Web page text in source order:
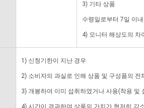
3) 기타 상품
수령일로부터 7일 이
4) 모니터 해상도의 차
1) 신청기한이 지난 경우
2) 소비자의 과실로 인해 상품 및 구성품의
3) 개봉하여 이미 섭취하였거나 사용(착용 및
4) 시간이 경과하여 상품의 가치가 현저히 감